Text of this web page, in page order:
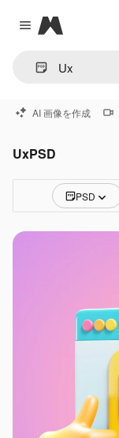
Close menu
Magnific
AI 画像を作成
UxPSD
PSD